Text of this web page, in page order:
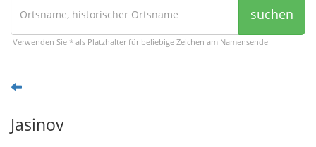
suchen
Verwenden Sie * als Platzhalter für beliebige Zeichen am Namensende
Jasinov